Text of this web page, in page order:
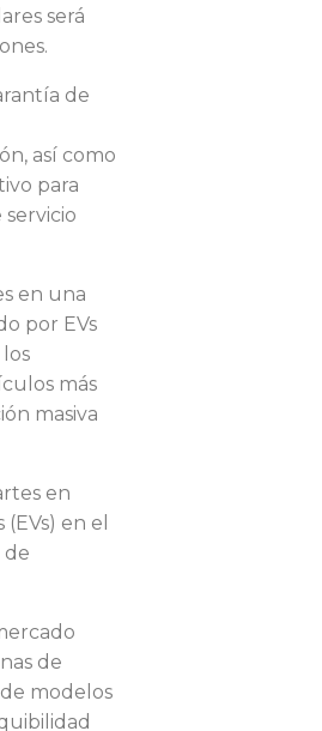
será
de
así como
para
en una
por EVs
más
masiva
en
en el
de
de
modelos